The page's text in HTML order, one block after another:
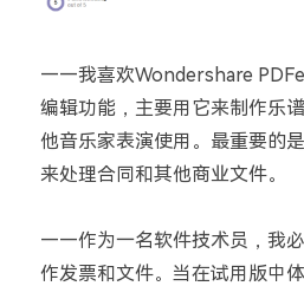
——我喜欢Wondershare
编辑功能，主要用它来制作乐
他音乐家表演使用。最重要的
来处理合同和其他商业文件。
——作为一名软件技术员，我
作发票和文件。当在试用版中